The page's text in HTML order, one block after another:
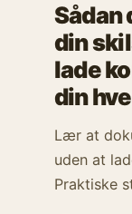
Sådan
din
lade
din
Lær at
uden at
Praktiske